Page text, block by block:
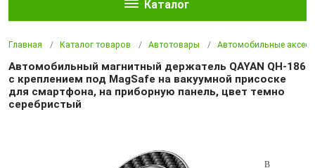
Каталог
Главная Каталог товаров Автотовары Автомобильные
Автомобильный магнитный держатель QAYAN QH-186
с креплением под MagSafe на вакуумной присоске
для смартфона, на приборную панель, цвет темно
серебристый